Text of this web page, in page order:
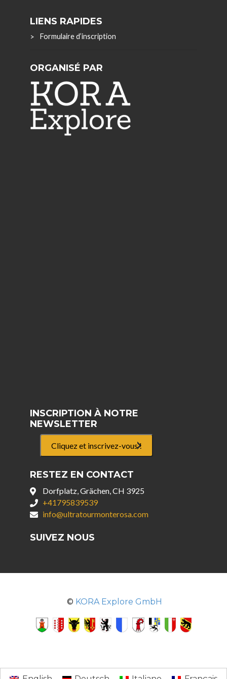
LIENS RAPIDES
Formulaire d’inscription
ORGANISÉ PAR
INSCRIPTION À NOTRE
NEWSLETTER
Cliquez et inscrivez-vous !
RESTEZ EN CONTACT
Dorfplatz, Grächen, CH 3925
+41795839539
info@ultratourmonterosa.com
SUIVEZ NOUS
© KORA Explore GmbH